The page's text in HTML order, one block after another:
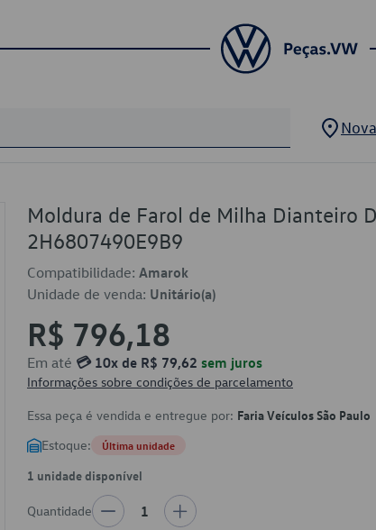
Moldura de Farol de Milha Dianteiro
2H6807490E9B9
Compatibilidade: Amarok
Unidade de venda: Unitário(a)
R$ 796,18
Em até 💳 10x de R$ 79,62 sem juros
Informações sobre condições de parcelamento
Essa peça é vendida e entregue por: Faria Veículos São Paulo
Estoque: Última unidade
1 unidade disponível
Quantidade 1